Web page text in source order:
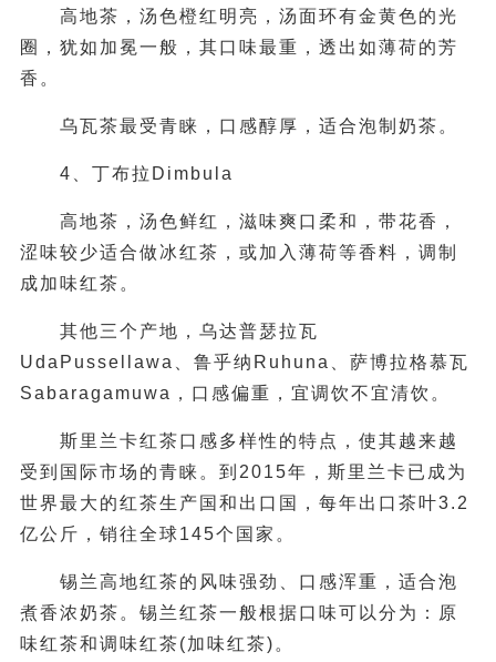
高地茶，汤色橙红明亮，汤面环有金黄色的光
圈，犹如加冕一般，其口味最重，透出如薄荷的芳
香。
乌瓦茶最受青睐，口感醇厚，适合泡制奶茶。
4、丁布拉Dimbula
高地茶，汤色鲜红，滋味爽口柔和，带花香，
涩味较少适合做冰红茶，或加入薄荷等香料，调制
成加味红茶。
其他三个产地，乌达普瑟拉瓦
UdaPussellawa、鲁乎纳Ruhuna、萨博拉格慕瓦
Sabaragamuwa，口感偏重，宜调饮不宜清饮。
斯里兰卡红茶口感多样性的特点，使其越来越
受到国际市场的青睐。到2015年，斯里兰卡已成为
世界最大的红茶生产国和出口国，每年出口茶叶3.2
亿公斤，销往全球145个国家。
锡兰高地红茶的风味强劲、口感浑重，适合泡
煮香浓奶茶。锡兰红茶一般根据口味可以分为：原
味红茶和调味红茶(加味红茶)。